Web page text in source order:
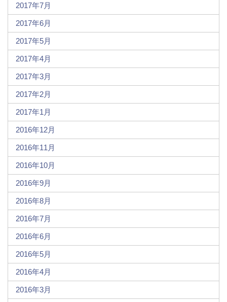
2017年7月
2017年6月
2017年5月
2017年4月
2017年3月
2017年2月
2017年1月
2016年12月
2016年11月
2016年10月
2016年9月
2016年8月
2016年7月
2016年6月
2016年5月
2016年4月
2016年3月